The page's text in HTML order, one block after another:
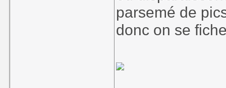
parsemé de
donc on se